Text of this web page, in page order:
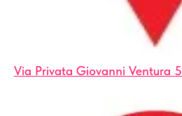
Via Privata Giovanni Ventura 5